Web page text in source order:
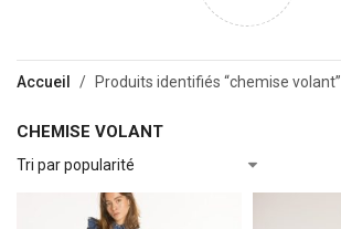
Accueil / Produits identifiés “chemise volant”
CHEMISE VOLANT